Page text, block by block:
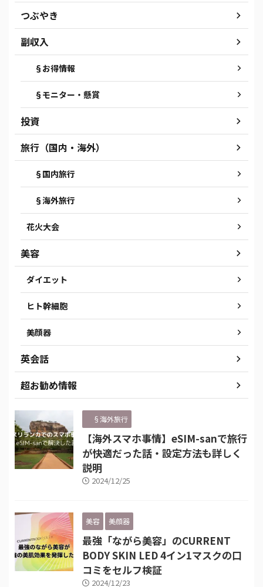
つぶやき
副収入
§お得情報
§モニター・懸賞
投資
旅行（国内・海外）
§国内旅行
§海外旅行
花火大会
美容
ダイエット
ヒト幹細胞
美顔器
英会話
超お勧め情報
§海外旅行
【海外スマホ事情】eSIM-sanで旅行
が快適だった話・設定方法も詳しく
説明
2024/12/25
美容 美顔器
最強「ながら美容」のCURRENT
BODY SKIN LED 4イン1マスクの口
コミをセルフ検証
2024/12/23